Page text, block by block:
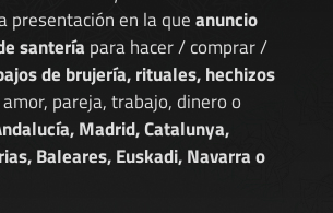
presentación en la queanuncio
santería para hacer / comprar /
de brujería, rituales, hechizos
pareja, trabajo, dinero o
Madrid, Catalunya,
Baleares, Euskadi, Navarra o